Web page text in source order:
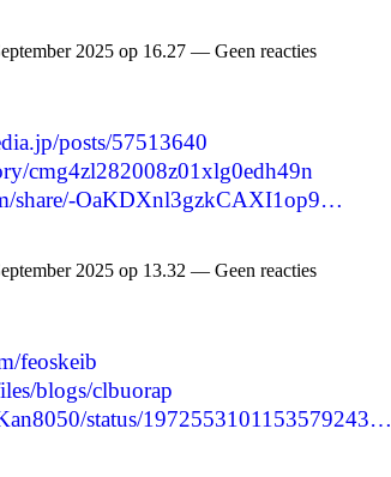
2025 op 16.27 — Geen reacties
posts/57513640
cmg4zl282008z01xlg0edh49n
share/-OaKDXnl3gzkCAXI1op9…
2025 op 13.32 — Geen reacties
feoskeib
blogs/clbuorap
status/1972553101153579243…